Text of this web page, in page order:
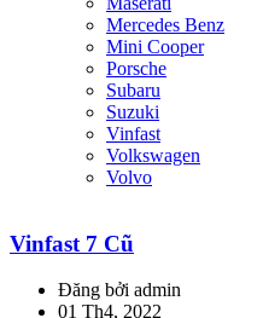
Mercedes Benz
Mini Cooper
Porsche
Subaru
Suzuki
Vinfast
Volkswagen
Volvo
Vinfast 7 Cũ
Đăng bởi admin
01 Th4, 2022